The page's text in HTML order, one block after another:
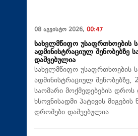
08 აგვისტო 2026, 00:47
სახელმწიფო უსაფრთხოების
ადმინისტრაციულ შენობებზე
დაშვებულია
სახელმწიფო უსაფრთხოების
ადმინისტრაციულ შენობებზე,
საომარი მოქმედებების
ხსოვნისადმი პატივის
დროშები დაშვებულია